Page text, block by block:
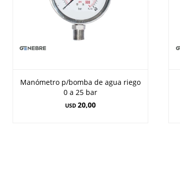
Manómetro p/bomba de agua riego
0 a 25 bar
USD 20,00